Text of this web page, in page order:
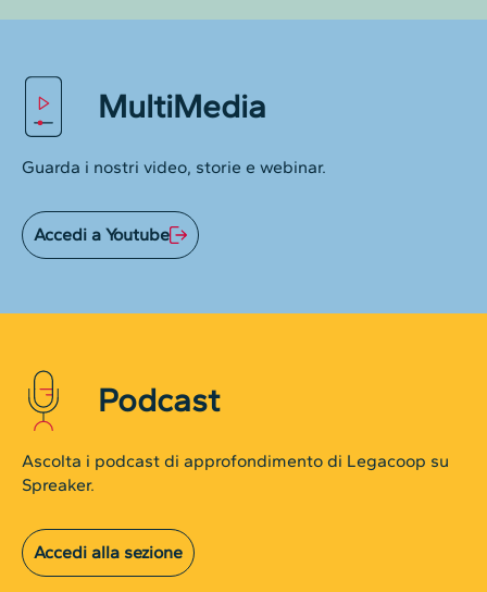
MultiMedia
Guarda i nostri video, storie e webinar.
Accedi a Youtube
Podcast
Ascolta i podcast di approfondimento di Legacoop su
Spreaker.
Accedi alla sezione